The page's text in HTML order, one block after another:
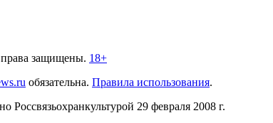
защищены. 18+
обязательна. Правила использования.
29 февраля 2008 г.